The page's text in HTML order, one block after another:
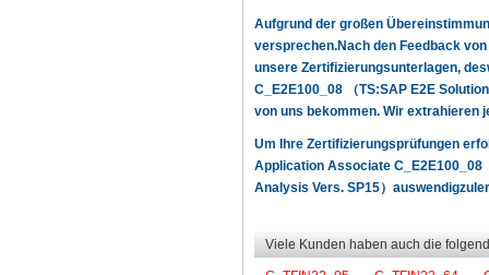
Aufgrund der großen
versprechen.Nach den Feedback
unsere Zertifizierungsunterlagen,
C_E2E100_08 （TS:SAP E2E
von uns bekommen. Wir extrahieren
Um Ihre Zertifizierungsprüfungen
Application Associate C_E2E100_08
Analysis Vers. SP15）
Viele Kunden haben auch die